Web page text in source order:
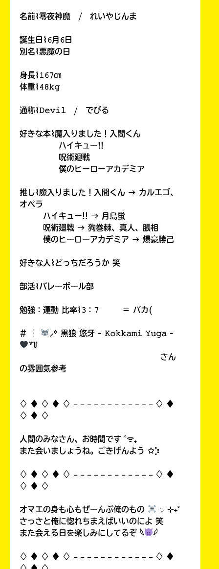
名前⌇零夜神魔 / れいやじんま
誕生日⌇𝟼月𝟼日
別名⌇悪魔の日
身長⌇𝟷𝟼𝟽㎝
体重⌇𝟺𝟾𝚔𝚐
通称⌇𝙳𝚎𝚟𝚒𝚕 / でびる
好きな本⌇魔入りました！入間くん
ハイキュー!!
呪術廻戦
僕のヒーローアカデミア
推し⌇魔入りました！入間くん → カルエゴ、
オペラ
ハイキュー!! → 月島蛍
呪術廻戦 → 狗巻棘、真人、脹相
僕のヒーローアカデミア → 爆豪勝己
好きな人⌇どっちだろうか 笑
部活⌇バレーボール部
勉強：運動 比率⌇𝟹：𝟽 ＝ バカ(
# ︎┊︎
⸝꙳ 黒狼 悠牙 - 𝙺𝚘𝚔𝚔𝚊𝚖𝚒 𝚈𝚞𝚐𝚊 -
꒷꒦
さん
の雰囲気参考
♢ ♦︎ ♢ ♦︎ ♢ 𓐄 𓐄 𓐄 𓐄 𓐄 𓐄 𓐄 𓐄 𓐄 𓐄 𓐄 𓐄 ♢ ♦︎
♢ ♦︎ ♢
人間のみなさん、お時間です ˚ᯤ₊
また会いましょうね。ごきげんよう ✩⡱
♢ ♦︎ ♢ ♦︎ ♢ 𓐄 𓐄 𓐄 𓐄 𓐄 𓐄 𓐄 𓐄 𓐄 𓐄 𓐄 𓐄 ♢ ♦︎
♢ ♦︎ ♢
オマエの身も心もぜーんぶ俺のもの
◌ ⊹₊˚
さっさと俺に惚れちまえばいいのによ 笑
また会える日を楽しみにしてるぞ 𓆩
𓆪
♢ ♦︎ ♢ ♦︎ ♢ 𓐄 𓐄 𓐄 𓐄 𓐄 𓐄 𓐄 𓐄 𓐄 𓐄 𓐄 𓐄 ♢ ♦︎